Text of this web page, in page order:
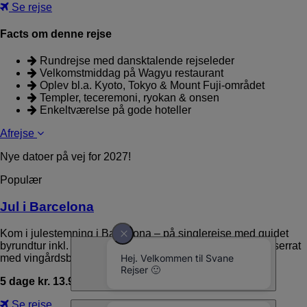
Se rejse
Facts om denne rejse
Rundrejse med dansktalende rejseleder
Velkomstmiddag på Wagyu restaurant
Oplev bl.a. Kyoto, Tokyo & Mount Fuji-området
Templer, teceremoni, ryokan & onsen
Enkeltværelse på gode hoteller
Afrejse
Nye datoer på vej for 2027!
Populær
Jul i Barcelona
Kom i julestemning i Barcelona – på singlerejse med guidet
byrundtur inkl. Sagrada Familia og udflugter til bl.a. Montserrat
med vingårdsbesøg.…
5 dage kr. 13.990,-
Se rejse